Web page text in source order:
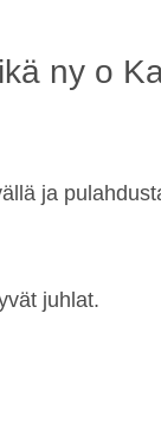
ny o
ja
juhlat.